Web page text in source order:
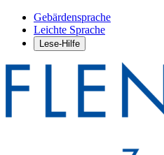
Gebärdensprache
Leichte Sprache
Lese-Hilfe